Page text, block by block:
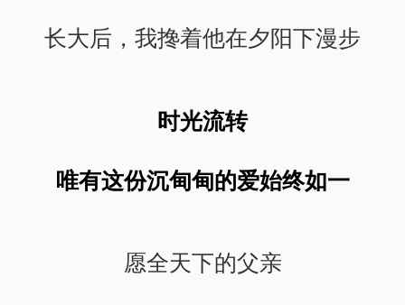
长大后，我搀着他在夕阳下漫步
时光流转
唯有这份沉甸甸的爱始终如一
愿全天下的父亲